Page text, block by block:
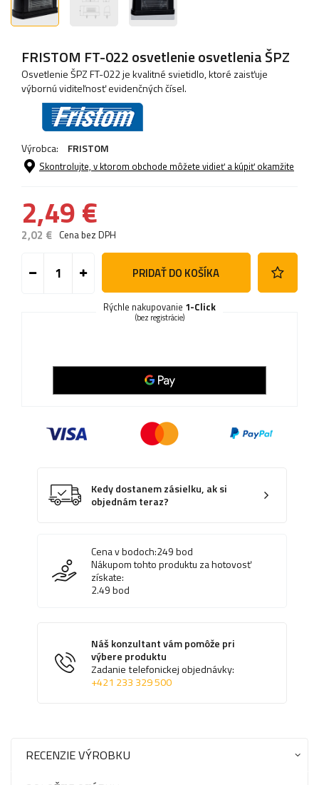
FRISTOM FT-022 osvetlenie osvetlenia ŠPZ
Osvetlenie ŠPZ FT-022 je kvalitné svietidlo, ktoré zaisťuje
výbornú viditeľnosť evidenčných čísel.
Výrobca: FRISTOM
Skontrolujte, v ktorom obchode môžete vidieť a kúpiť okamžite
2,49 €
2,02 € Cena bez DPH
PRIDAŤ DO KOŠÍKA
Rýchle nakupovanie 1-Click
(bez registrácie)
Kedy dostanem zásielku, ak si
objednám teraz?
Cena v bodoch:249bod
Nákupom tohto produktu za hotovosť
získate:
2.49bod
Náš konzultant vám pomôže pri
výbere produktu
Zadanie telefonickej objednávky:
+421 233 329 500
RECENZIE VÝROBKU